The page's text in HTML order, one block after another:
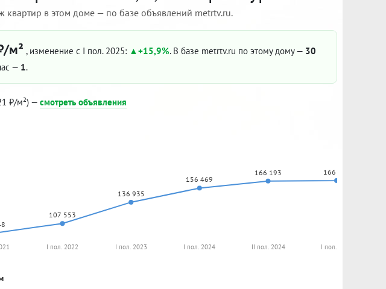
квартир в этом доме — по базе объявлений metrtv.ru.
м² , изменение с I пол. 2025: +15,9%. В базе metrtv.ru по этому дому — 30
— 1.
₽/м²) — смотреть объявления
107 553
136 935
156 469
166 193 166 859
I пол. 2022 I пол. 2023 I пол. 2024 II пол. 2024 I пол. 2025